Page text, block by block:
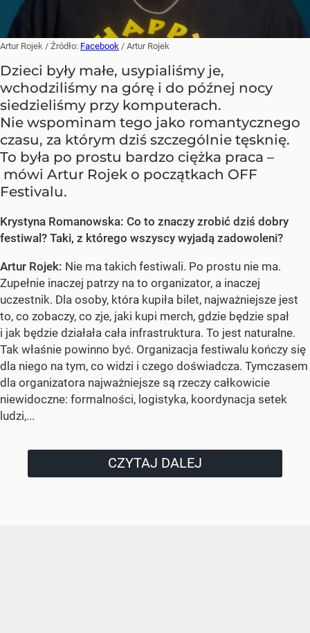
Artur Rojek / Źródło: Facebook / Artur Rojek
Dzieci były małe, usypialiśmy je,
wchodziliśmy na górę i do późnej nocy
siedzieliśmy przy komputerach.
Nie wspominam tego jako romantycznego
czasu, za którym dziś szczególnie tęsknię.
To była po prostu bardzo ciężka praca –
mówi Artur Rojek o początkach OFF
Festivalu.
Krystyna Romanowska: Co to znaczy zrobić dziś dobry
festiwal? Taki, z którego wszyscy wyjadą zadowoleni?
Artur Rojek: Nie ma takich festiwali. Po prostu nie ma.
Zupełnie inaczej patrzy na to organizator, a inaczej
uczestnik. Dla osoby, która kupiła bilet, najważniejsze jest
to, co zobaczy, co zje, jaki kupi merch, gdzie będzie spał
i jak będzie działała cała infrastruktura. To jest naturalne.
Tak właśnie powinno być. Organizacja festiwalu kończy się
dla niego na tym, co widzi i czego doświadcza. Tymczasem
dla organizatora najważniejsze są rzeczy całkowicie
niewidoczne: formalności, logistyka, koordynacja setek
ludzi,...
CZYTAJ DALEJ